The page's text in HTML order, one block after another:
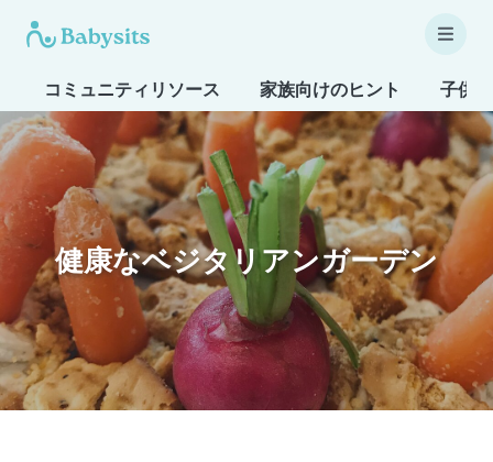
コミュニティリソース 家族向けのヒント 子供
健康なベジタリアンガーデン